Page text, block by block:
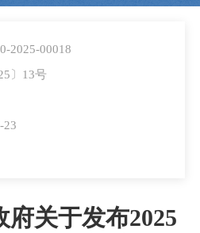
2025-00018
〕13号
23
府关于发布2025